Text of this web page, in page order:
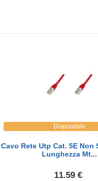
Disponibile
Cavo Rete Utp Cat. 5E Non
Lunghezza Mt...
11.59 €